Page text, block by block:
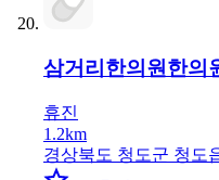
삼거리한의원 한의
휴진
1.2km
경상북도 청도군 청도